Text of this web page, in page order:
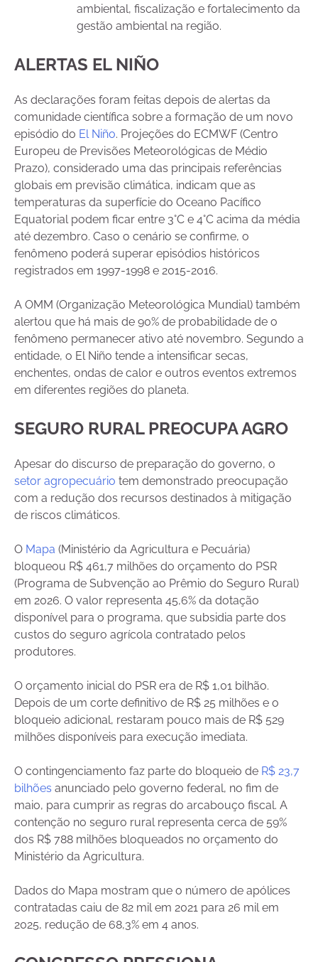
ambiental, fiscalização e fortalecimento da
gestão ambiental na região.
ALERTAS EL NIÑO
As declarações foram feitas depois de alertas da
comunidade científica sobre a formação de um novo
episódio do El Niño. Projeções do ECMWF (Centro
Europeu de Previsões Meteorológicas de Médio
Prazo), considerado uma das principais referências
globais em previsão climática, indicam que as
temperaturas da superfície do Oceano Pacífico
Equatorial podem ficar entre 3°C e 4°C acima da média
até dezembro. Caso o cenário se confirme, o
fenômeno poderá superar episódios históricos
registrados em 1997-1998 e 2015-2016.
A OMM (Organização Meteorológica Mundial) também
alertou que há mais de 90% de probabilidade de o
fenômeno permanecer ativo até novembro. Segundo a
entidade, o El Niño tende a intensificar secas,
enchentes, ondas de calor e outros eventos extremos
em diferentes regiões do planeta.
SEGURO RURAL PREOCUPA AGRO
Apesar do discurso de preparação do governo, o
setor agropecuário tem demonstrado preocupação
com a redução dos recursos destinados à mitigação
de riscos climáticos.
O Mapa (Ministério da Agricultura e Pecuária)
bloqueou R$ 461,7 milhões do orçamento do PSR
(Programa de Subvenção ao Prêmio do Seguro Rural)
em 2026. O valor representa 45,6% da dotação
disponível para o programa, que subsidia parte dos
custos do seguro agrícola contratado pelos
produtores.
O orçamento inicial do PSR era de R$ 1,01 bilhão.
Depois de um corte definitivo de R$ 25 milhões e o
bloqueio adicional, restaram pouco mais de R$ 529
milhões disponíveis para execução imediata.
O contingenciamento faz parte do bloqueio de R$ 23,7
bilhões anunciado pelo governo federal, no fim de
maio, para cumprir as regras do arcabouço fiscal. A
contenção no seguro rural representa cerca de 59%
dos R$ 788 milhões bloqueados no orçamento do
Ministério da Agricultura.
Dados do Mapa mostram que o número de apólices
contratadas caiu de 82 mil em 2021 para 26 mil em
2025, redução de 68,3% em 4 anos.